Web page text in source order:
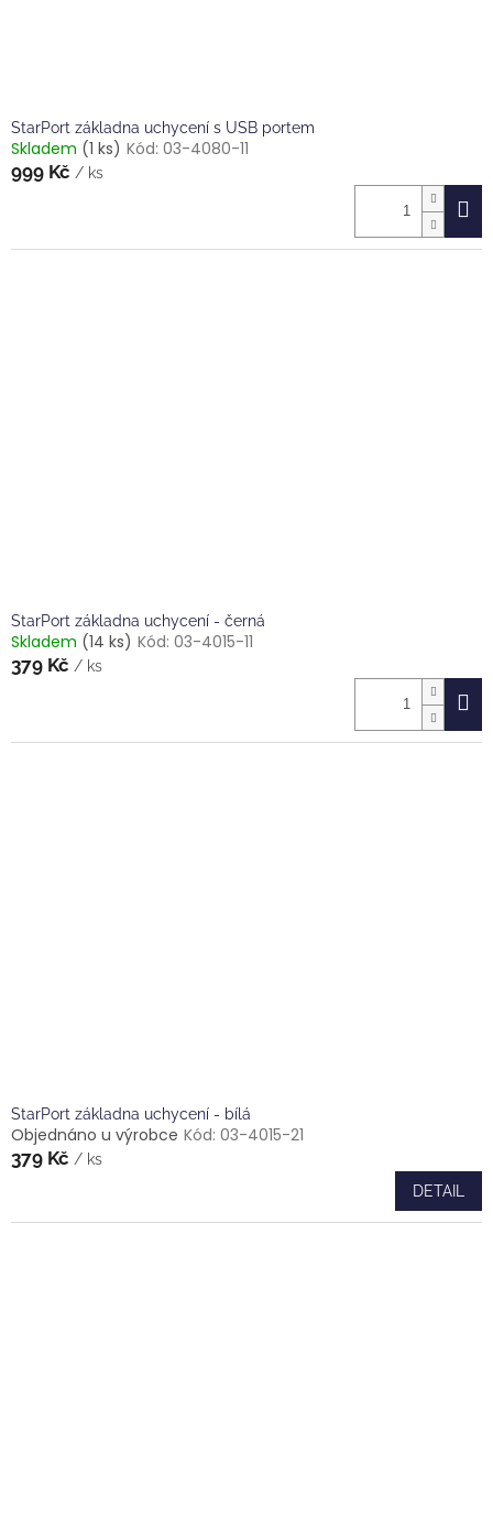
StarPort základna uchycení s USB portem
Skladem (1 ks) Kód: 03-4080-11
999 Kč / ks
StarPort základna uchycení - černá
Skladem (14 ks) Kód: 03-4015-11
379 Kč / ks
StarPort základna uchycení - bílá
Objednáno u výrobce Kód: 03-4015-21
379 Kč / ks
DETAIL